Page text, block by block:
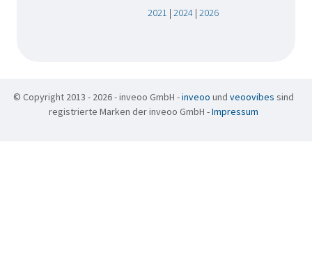
2021 | 2024| 2026
© Copyright 2013 - 2026 - inveoo GmbH -inveoo und veoovibes sind
registrierte Marken der inveoo GmbH -Impressum